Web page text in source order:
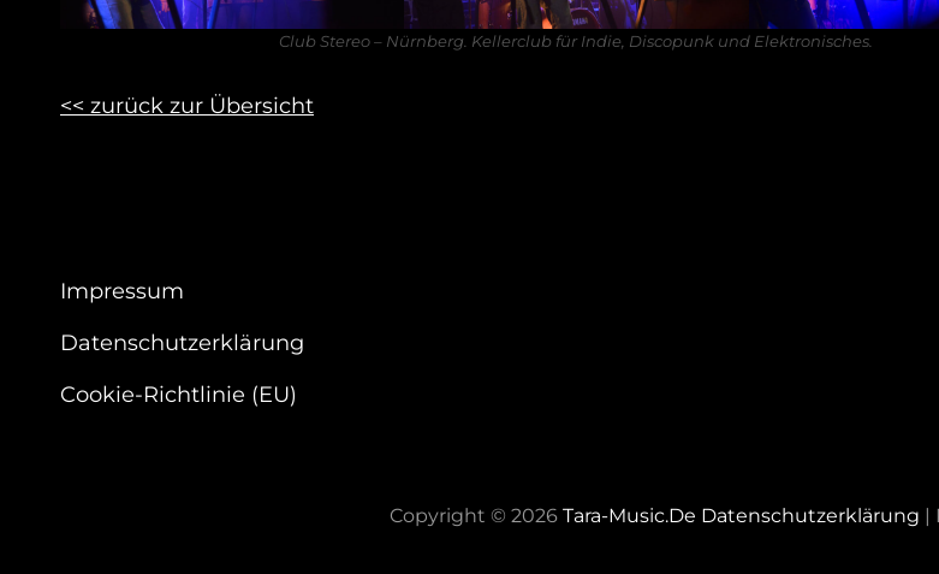
Club Stereo – Nürnberg. Kellerclub für Indie, Discopunk und Elektronisches.
<< zurück zur Übersicht
Impressum
Datenschutzerklärung
Cookie-Richtlinie (EU)
Copyright © 2026 Tara-Music.de Datenschutzerklärung |